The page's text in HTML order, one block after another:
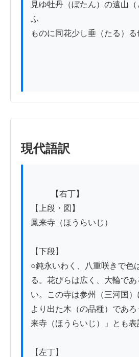
見ゆ牡丹（ぼたん）の遠山
ふ
ものに同花少し垂（たる）る
現代語訳
【上段・図】
鳳来寺（ほうらいじ）
【下段】
○鈍永いわく、八重咲きで色
る。花びらは広く、大輪で
い。この寺は参州（三河国
より出た木（の品種）であ
来寺（ほうらいじ）」とも表
【左丁】